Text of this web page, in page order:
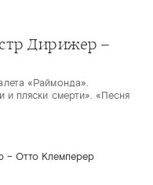
Дирижер –
«Раймонда».
и пляски смерти». «Песня